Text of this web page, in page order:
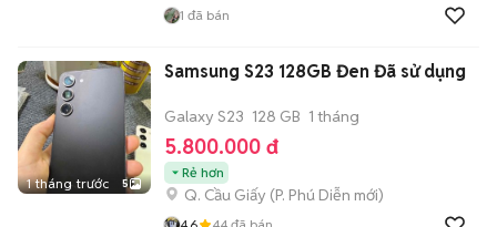
1 đã bán
1 tháng trước 5
Samsung S23 128GB Đen Đã sử dụng
Galaxy S23 128 GB 1 tháng
5.800.000 đ
Rẻ hơn
Q. Cầu Giấy (P. Phú Diễn mới)